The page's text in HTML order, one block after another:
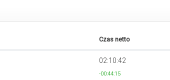
Czas netto
02:10:42
-00:44:15